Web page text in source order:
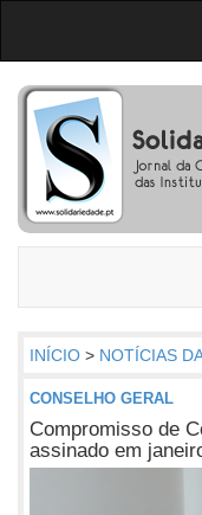
INÍCIO > NOTÍCIAS
CONSELHO GERAL
Compromisso de
assinado em